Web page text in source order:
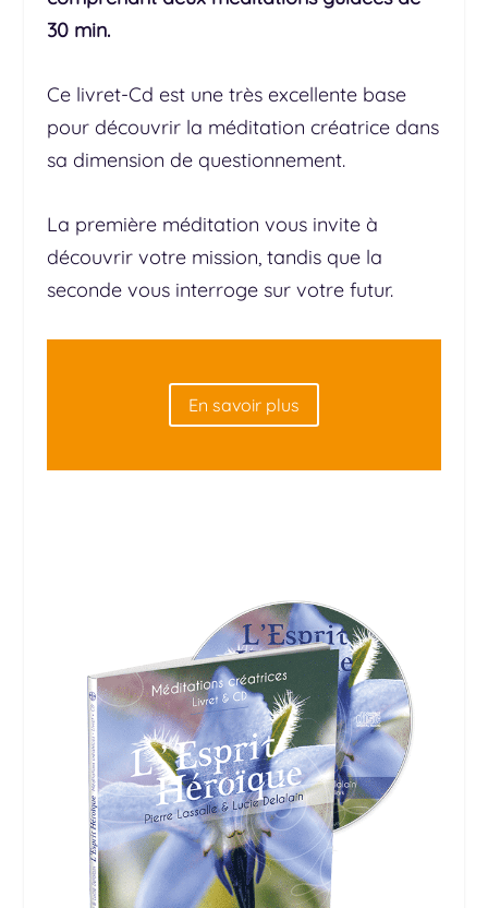
30 min.
Ce livret-Cd est une très excellente base
pour découvrir la méditation créatrice dans
sa dimension de questionnement.
La première méditation vous invite à
découvrir votre mission, tandis que la
seconde vous interroge sur votre futur.
En savoir plus